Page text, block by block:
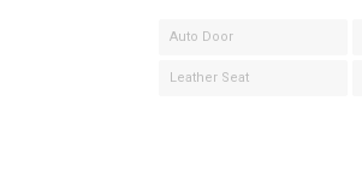
Auto Door
Leather Seat